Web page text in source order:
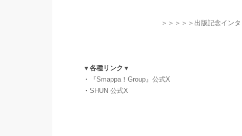
＞＞＞＞＞出版記念イン
▼各種リンク▼
・
『Smappa！Group』公式X
・ SHUN 公式X